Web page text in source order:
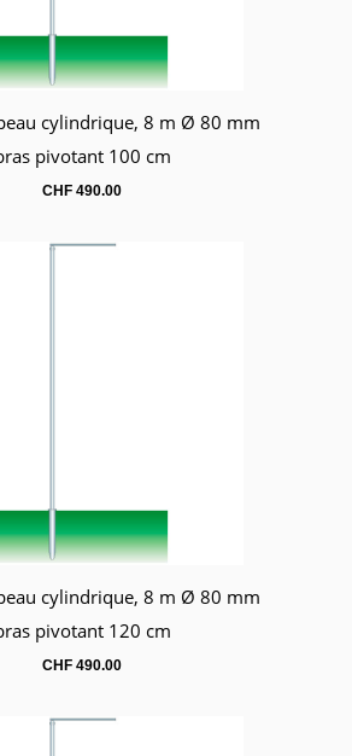
cylindrique, 8 m Ø 80 mm
pivotant 100 cm
CHF 490.00
cylindrique, 8 m Ø 80 mm
pivotant 120 cm
CHF 490.00